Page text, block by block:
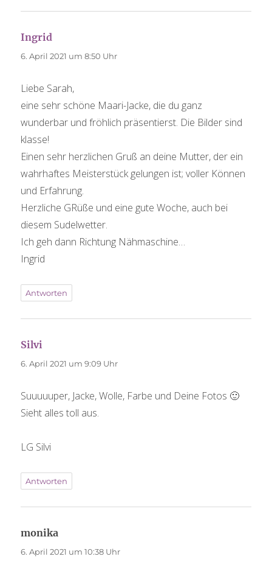
Ingrid
6. April 2021 um 8:50 Uhr
Liebe Sarah,
eine sehr schöne Maari-Jacke, die du ganz
wunderbar und fröhlich präsentierst. Die Bilder sind
klasse!
Einen sehr herzlichen Gruß an deine Mutter, der ein
wahrhaftes Meisterstück gelungen ist; voller Können
und Erfahrung.
Herzliche GRüße und eine gute Woche, auch bei
diesem Sudelwetter.
Ich geh dann Richtung Nähmaschine…
Ingrid
Antworten
Silvi
6. April 2021 um 9:09 Uhr
Suuuuuper, Jacke, Wolle, Farbe und Deine Fotos 🙂
Sieht alles toll aus.
LG Silvi
Antworten
monika
6. April 2021 um 10:38 Uhr